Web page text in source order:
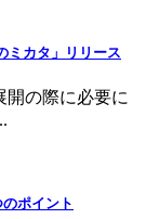
ミカタ」リリース
開の際に必要に
ポイント